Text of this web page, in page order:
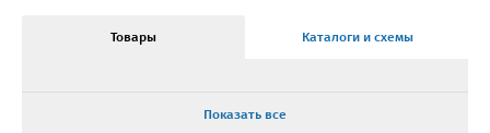
Товары Каталоги и схемы
Показать все